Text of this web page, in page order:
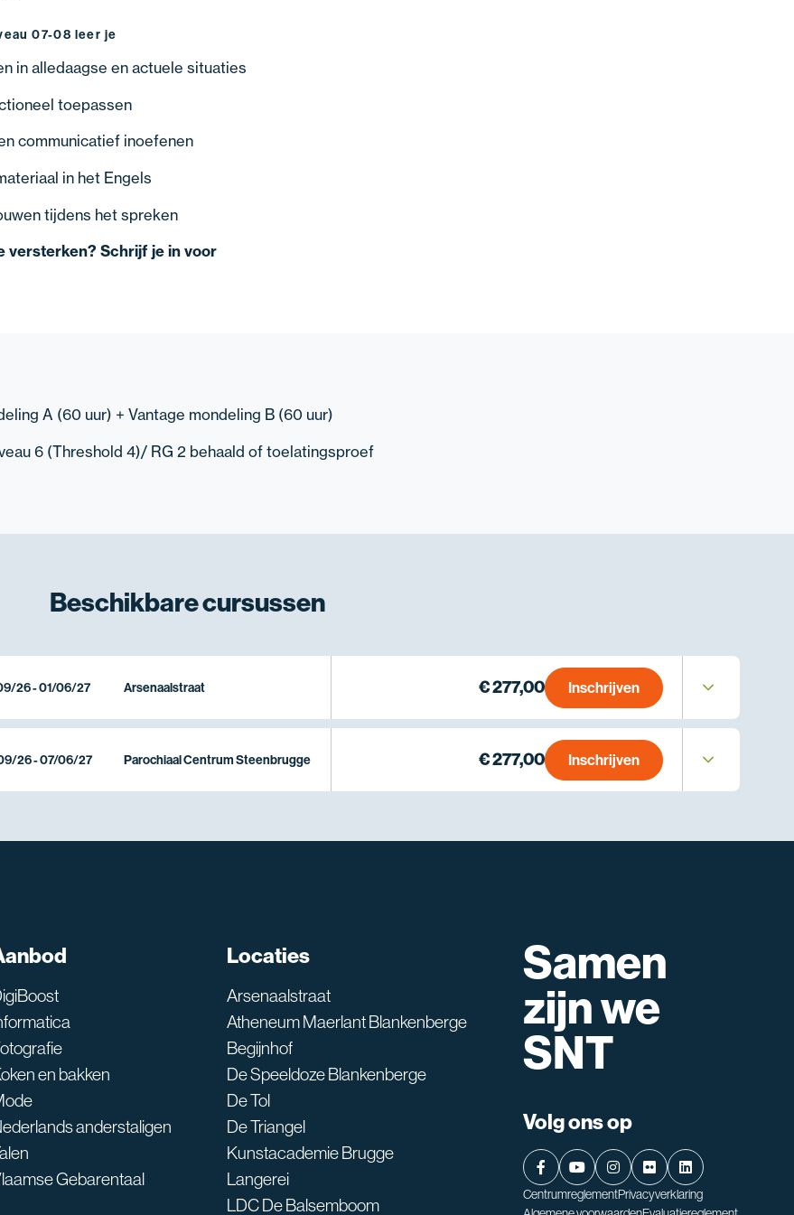
07-08 leer je
in alledaagse en actuele situaties
toepassen
communicatief inoefenen
in het Engels
tijdens het spreken
versterken? Schrijf je in voor
A (60 uur) + Vantage mondeling B (60 uur)
6 (Threshold 4)/ RG 2 behaald of toelatingsproef
Beschikbarecursussen
26 - 01/06/27 Arsenaalstraat € 277,00 Inschrijven
26 - 07/06/27 Parochiaal Centrum Steenbrugge € 277,00 Inschrijven
en bakken
anderstaligen
Gebarentaal
Locaties
Arsenaalstraat
Atheneum Maerlant Blankenberge
Begijnhof
De Speeldoze Blankenberge
De Tol
De Triangel
Kunstacademie Brugge
Langerei
LDC De Balsemboom
Samen
zijn we
SNT
Volg ons op
CentrumreglementPrivacyverklaring
SNT assistent